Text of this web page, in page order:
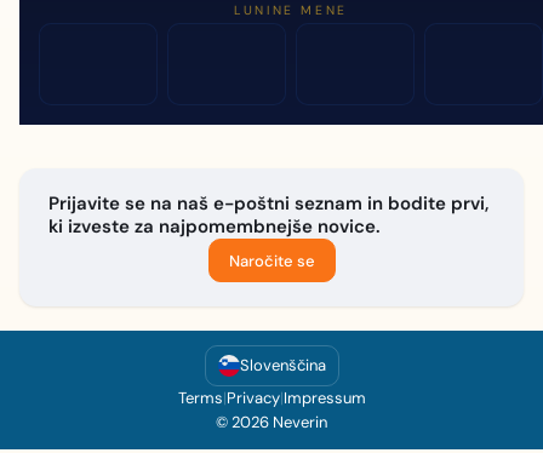
LUNINE MENE
Prijavite se na naš e-poštni seznam in bodite prvi,
ki izveste za najpomembnejše novice.
Naročite se
Slovenščina
Terms|Privacy|Impressum
© 2026 Neverin